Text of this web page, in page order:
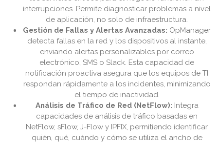
interrupciones. Permite diagnosticar problemas a nivel
de aplicación, no solo de infraestructura.
Gestión de Fallas y Alertas Avanzadas: OpManager
detecta fallas en la red y los dispositivos al instante,
enviando alertas personalizables por correo
electrónico, SMS o Slack. Esta capacidad de
notificación proactiva asegura que los equipos de TI
respondan rápidamente a los incidentes, minimizando
el tiempo de inactividad.
Análisis de Tráfico de Red (NetFlow): Integra
capacidades de análisis de tráfico basadas en
NetFlow, sFlow, J-Flow y IPFIX, permitiendo identificar
quién, qué, cuándo y cómo se utiliza el ancho de